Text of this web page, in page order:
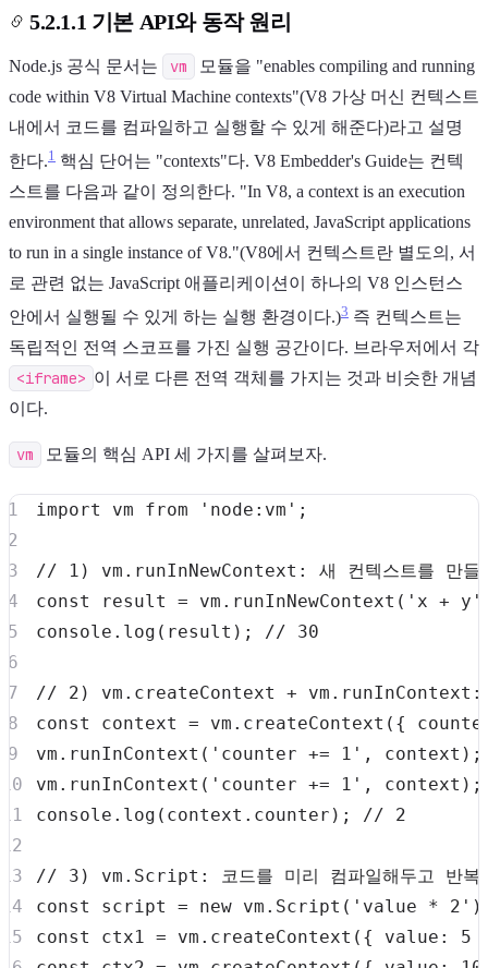
5.2.1.1 기본 API와 동작 원리
Node.js 공식 문서는 vm
모듈을 "enables compiling and running
code within V8 Virtual Machine contexts"(V8 가상 머신 컨텍스트
내에서 코드를 컴파일하고 실행할 수 있게 해준다)라고 설명
한다.1 핵심 단어는 "contexts"다. V8 Embedder's Guide는 컨텍
스트를 다음과 같이 정의한다. "In V8, a context is an execution
environment that allows separate, unrelated, JavaScript applications
to run in a single instance of V8."(V8에서 컨텍스트란 별도의, 서
로 관련 없는 JavaScript 애플리케이션이 하나의 V8 인스턴스
안에서 실행될 수 있게 하는 실행 환경이다.)3 즉 컨텍스트는
독립적인 전역 스코프를 가진 실행 공간이다. 브라우저에서 각
<iframe> 이 서로 다른 전역 객체를 가지는 것과 비슷한 개념
이다.
vm 모듈의 핵심 API 세 가지를 살펴보자.
import vm from 'node:vm' ;
// 1) vm.runInNewContext: 새 컨텍스트를 만들
const
result = vm . runInNewContext ( 'x + y'
console . log ( result ) ; // 30
// 2) vm.createContext + vm.runInContext:
const
context = vm . createContext ( {
vm . runInContext ( 'counter += 1' , context ) ;
vm . runInContext ( 'counter += 1' , context ) ;
console . log ( context . counter ) ; // 2
// 3) vm.Script: 코드를 미리 컴파일해두고 반복
const
script = new vm . Script ( 'value * 2' )
const
ctx1 = vm . createContext ( { value : 5